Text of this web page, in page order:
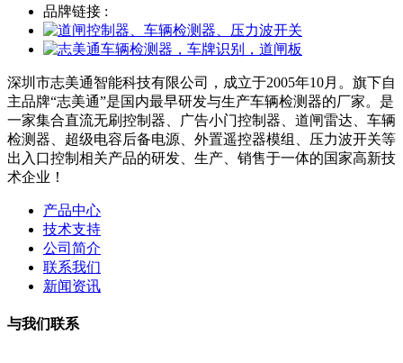
品牌链接 :
深圳市志美通智能科技有限公司，成立于2005年10月。旗下自
主品牌“志美通”是国内最早研发与生产车辆检测器的厂家。是
一家集合直流无刷控制器、广告小门控制器、道闸雷达、车辆
检测器、超级电容后备电源、外置遥控器模组、压力波开关等
出入口控制相关产品的研发、生产、销售于一体的国家高新技
术企业！
产品中心
技术支持
公司简介
联系我们
新闻资讯
与我们联系